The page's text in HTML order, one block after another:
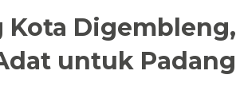
Kota Digembleng,
untuk Padang